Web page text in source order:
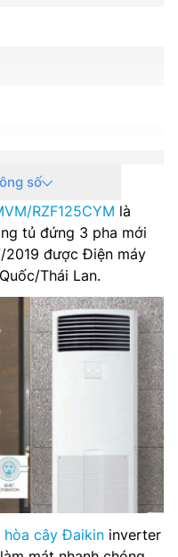
số
RZF125CYM là
tủ đứng 3 pha mới
2019 được Điện máy
Thái Lan.
hòa cây Đaikin inverter